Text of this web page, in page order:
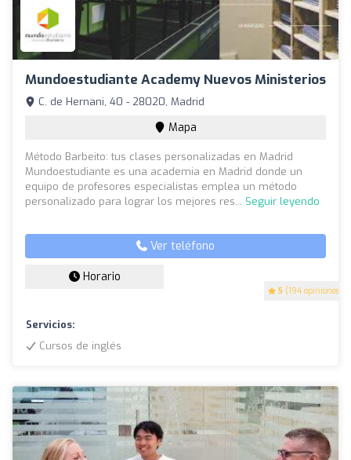
Mundoestudiante Academy Nuevos Ministerios
5 (194 opiniones)
C. de Hernani, 40 - 28020, Madrid
Mapa
Método Barbeito: tus clases personalizadas en Madrid
Mundoestudiante es una academia en Madrid donde un
equipo de profesores especialistas emplea un método
personalizado para lograr los mejores res... Seguir leyendo
Ver teléfono
Horario
Servicios:
Cursos de inglés